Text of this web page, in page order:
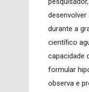
desenvolver
durante a
científico
capacidade
formular
observa e